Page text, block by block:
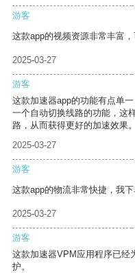
游客
这款app的视频资源非常丰富
2025-03-27
游客
这款加速器app的功能有点单
一个自动切换线路的功能，这
路，从而获得更好的加速效果。
2025-03-27
游客
这款app的物流非常快捷，我下
2025-03-27
游客
这款加速器VPM应用程序已经
护。